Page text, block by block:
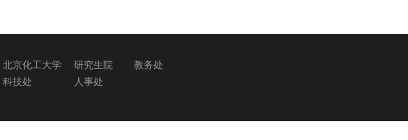
北京化工大学 研究生院
教务处
科技处
人事处